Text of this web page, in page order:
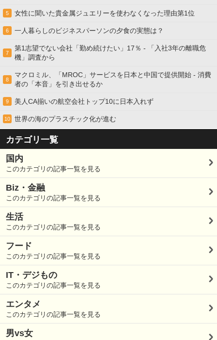
5 女性に聞いた貴金属ジュエリーを使わなくなった理由第1位
6 一人暮らしのビジネスパーソンの夕食の実態は？
7
第1志望でない会社「勤め続けたい」17％ - 「入社3年の離職危
機」調査から
8
マクロミル、「MROC」サービスを日本と中国で提供開始 - 消費
者の「本音」を引き出せるか
9 美人CA揃いの航空会社トップ10に日本入れず
10 世界の海のプラスチック化が進む
カテゴリ一覧
国内
このカテゴリの記事一覧を見る
Biz・金融
このカテゴリの記事一覧を見る
生活
このカテゴリの記事一覧を見る
フード
このカテゴリの記事一覧を見る
IT・デジもの
このカテゴリの記事一覧を見る
エンタメ
このカテゴリの記事一覧を見る
男vs女